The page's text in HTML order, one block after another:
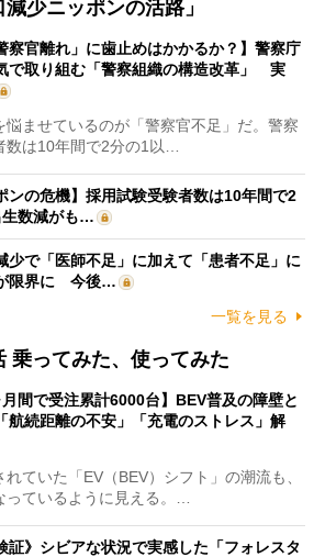
少ニッポンの活路」
察官離れ」に歯止めはかかるか？】警察庁
で取り組む「警察組織の構造改革」 実
ませているのが「警察官不足」だ。警察
は10年間で2分の1以…
ンの危機】採用試験受験者数は10年間で2
数減がも…
少で「医師不足」に加えて「患者不足」に
限界に 今後…
一覧を見る
乗ってみた、使ってみた
月間で受注累計6000台】BEV普及の障壁と
航続距離の不安」「充電のストレス」解
ていた「EV（BEV）シフト」の潮流も、
ているように見える。…
証》シビアな状況で実感した「フォレスタ